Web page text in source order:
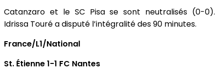
Catanzaro et le SC Pisa se sont neutralisés (0-0).
Idrissa Touré a disputé l’intégralité des 90 minutes.
France/L1/National
St. Étienne 1-1 FC Nantes